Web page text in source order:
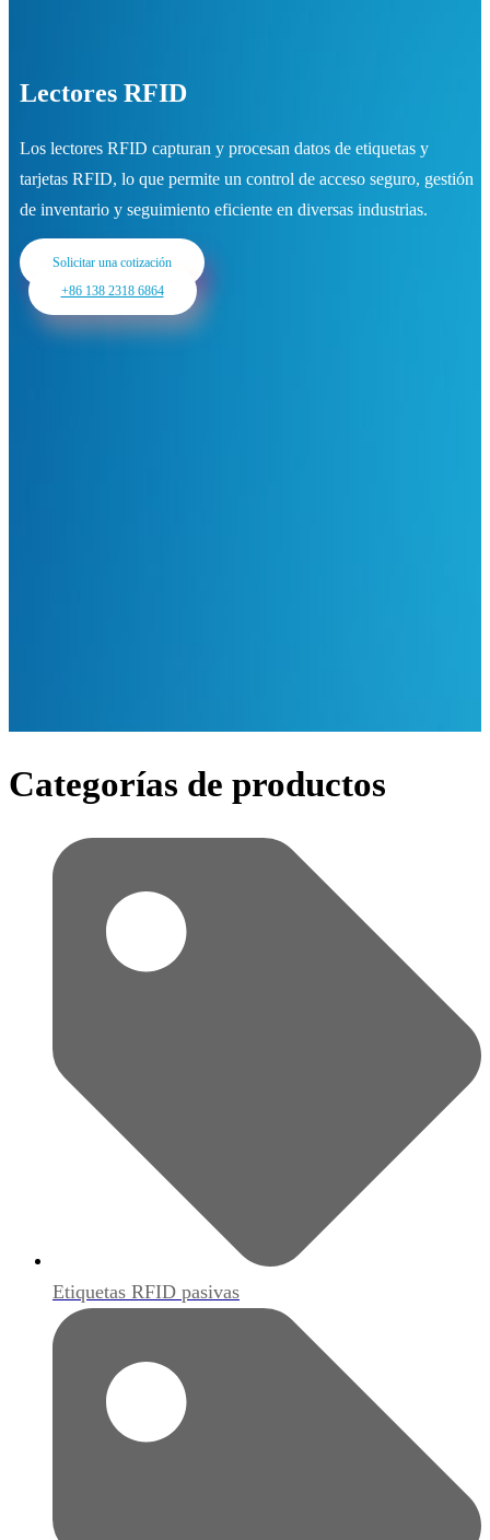
Lectores RFID
Los lectores RFID capturan y procesan datos de etiquetas y
tarjetas RFID, lo que permite un control de acceso seguro, gestión
de inventario y seguimiento eficiente en diversas industrias.
Solicitar una cotización
+86 138 2318 6864
Categorías de productos
Etiquetas RFID pasivas